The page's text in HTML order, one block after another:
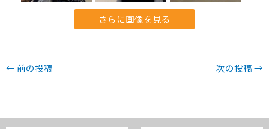
さらに画像を見る
← 前の投稿 次の投稿→